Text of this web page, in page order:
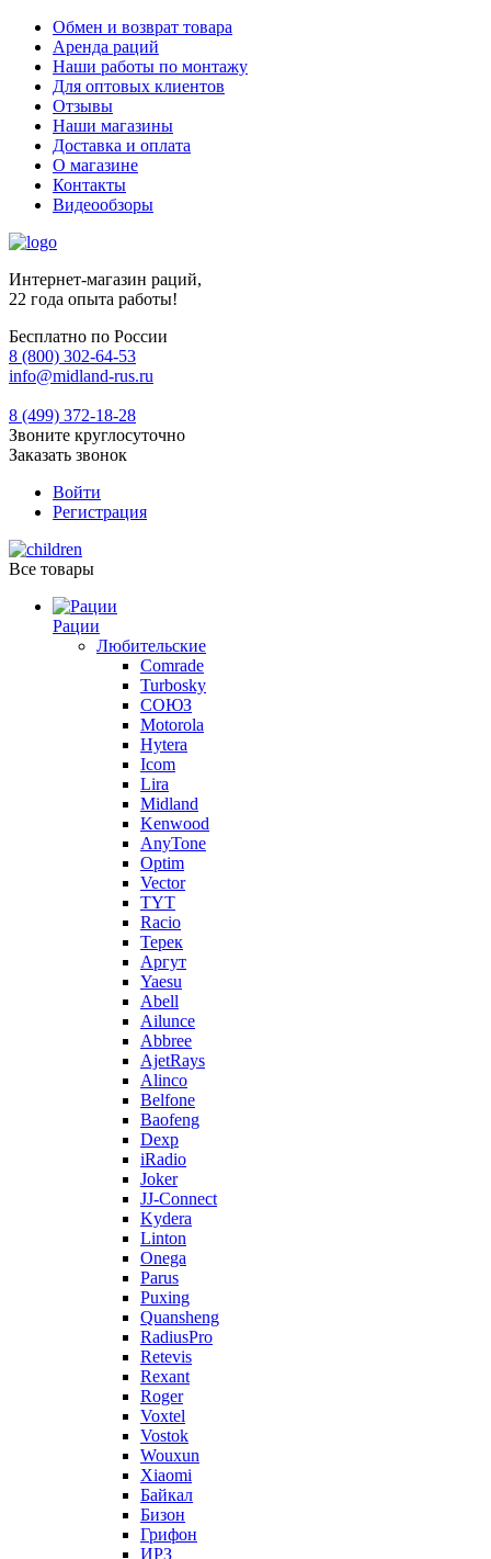
Обмен и возврат товара
Аренда раций
Наши работы по монтажу
Для оптовых клиентов
Отзывы
Наши магазины
Доставка и оплата
О магазине
Контакты
Видеообзоры
Интернет-магазин раций,
22 года опыта работы!
Бесплатно по России
8 (800) 302-64-53
info@midland-rus.ru
8 (499) 372-18-28
Звоните круглосуточно
Заказать звонок
Войти
Регистрация
Все товары
Рации
Любительские
Comrade
Turbosky
СОЮЗ
Motorola
Hytera
Icom
Lira
Midland
Kenwood
AnyTone
Optim
Vector
TYT
Racio
Терек
Аргут
Yaesu
Abell
Ailunce
Abbree
AjetRays
Alinco
Belfone
Baofeng
Dexp
iRadio
Joker
JJ-Connect
Kydera
Linton
Onega
Parus
Puxing
Quansheng
RadiusPro
Retevis
Rexant
Roger
Voxtel
Vostok
Wouxun
Xiaomi
Байкал
Бизон
Грифон
ИРЗ